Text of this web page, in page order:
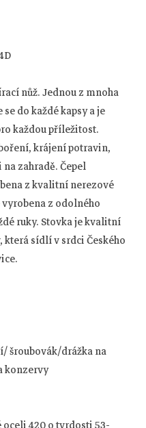
nůž. Jednou z mnoha
do každé kapsy a je
každou příležitost.
krájení potravin,
zahradě. Čepel
z kvalitní nerezové
z odolného
ruky. Stovka je kvalitní
sídlí v srdci Českého
šroubovák/drážka na
konzervy